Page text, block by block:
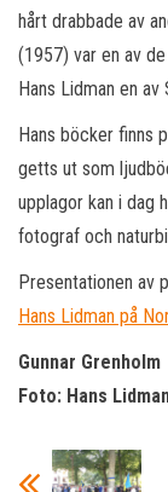
hårt drabbade av
(1957) var en av
Hans Lidman en
Hans böcker finns
getts ut som
upplagor kan i dag
fotograf och
Presentationen av
Hans Lidman på
Gunnar Grenholm
Foto: Hans